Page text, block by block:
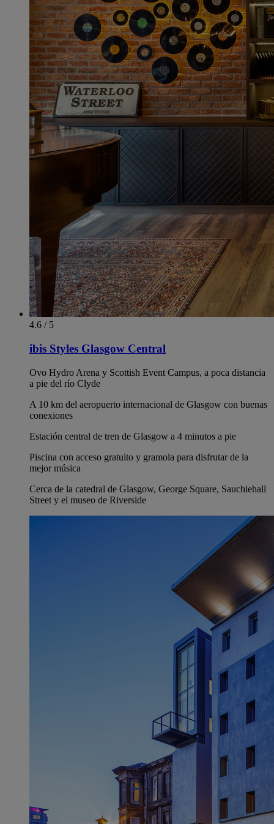
4.6 / 5
ibis Styles Glasgow Central
Ovo Hydro Arena y Scottish Event Campus, a poca distancia
a pie del río Clyde
A 10 km del aeropuerto internacional de Glasgow con buenas
conexiones
Estación central de tren de Glasgow a 4 minutos a pie
Piscina con acceso gratuito y gramola para disfrutar de la
mejor música
Cerca de la catedral de Glasgow, George Square, Sauchiehall
Street y el museo de Riverside